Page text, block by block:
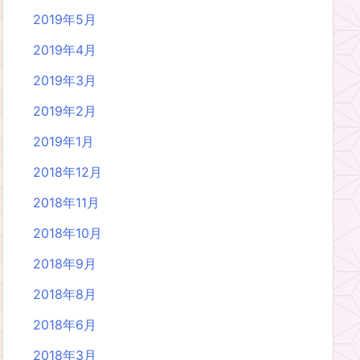
2019年5月
2019年4月
2019年3月
2019年2月
2019年1月
2018年12月
2018年11月
2018年10月
2018年9月
2018年8月
2018年6月
2018年3月